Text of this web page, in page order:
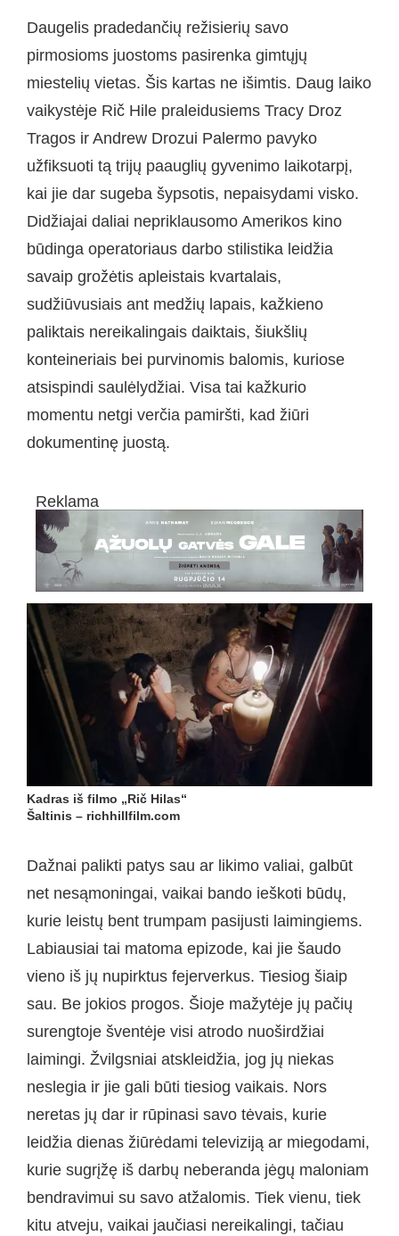
Daugelis pradedančių režisierių savo
pirmosioms juostoms pasirenka gimtųjų
miestelių vietas. Šis kartas ne išimtis. Daug laiko
vaikystėje Rič Hile praleidusiems Tracy Droz
Tragos ir Andrew Drozui Palermo pavyko
užfiksuoti tą trijų paauglių gyvenimo laikotarpį,
kai jie dar sugeba šypsotis, nepaisydami visko.
Didžiajai daliai nepriklausomo Amerikos kino
būdinga operatoriaus darbo stilistika leidžia
savaip grožėtis apleistais kvartalais,
sudžiūvusiais ant medžių lapais, kažkieno
paliktais nereikalingais daiktais, šiukšlių
konteineriais bei purvinomis balomis, kuriose
atsispindi saulėlydžiai. Visa tai kažkurio
momentu netgi verčia pamiršti, kad žiūri
dokumentinę juostą.
Reklama
Kadras iš filmo „Rič Hilas“
Šaltinis – richhillfilm.com
Dažnai palikti patys sau ar likimo valiai, galbūt
net nesąmoningai, vaikai bando ieškoti būdų,
kurie leistų bent trumpam pasijusti laimingiems.
Labiausiai tai matoma epizode, kai jie šaudo
vieno iš jų nupirktus fejerverkus. Tiesiog šiaip
sau. Be jokios progos. Šioje mažytėje jų pačių
surengtoje šventėje visi atrodo nuoširdžiai
laimingi. Žvilgsniai atskleidžia, jog jų niekas
neslegia ir jie gali būti tiesiog vaikais. Nors
neretas jų dar ir rūpinasi savo tėvais, kurie
leidžia dienas žiūrėdami televiziją ar miegodami,
kurie sugrįžę iš darbų neberanda jėgų maloniam
bendravimui su savo atžalomis. Tiek vienu, tiek
kitu atveju, vaikai jaučiasi nereikalingi, tačiau